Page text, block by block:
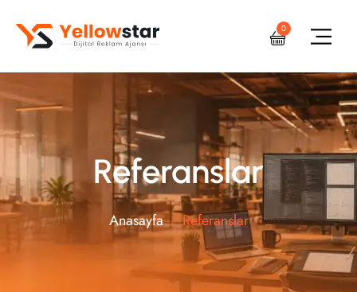
0
Referanslar
Anasayfa Referanslar